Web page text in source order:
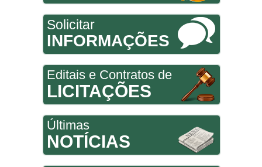
Solicitar
INFORMAÇÕES
Editais e Contratos de
LICITAÇÕES
Últimas
NOTÍCIAS